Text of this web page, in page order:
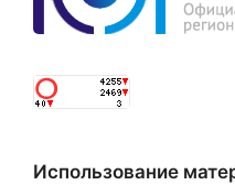
Использование